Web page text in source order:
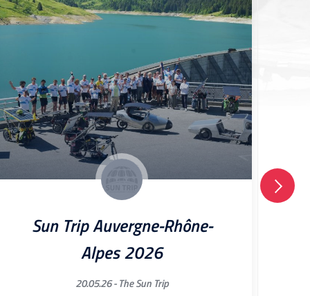
Sun Trip Auvergne-Rhône-
Alpes 2026
20.05.26 -The Sun Trip